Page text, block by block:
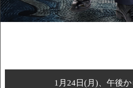
1月24日(月)、午後